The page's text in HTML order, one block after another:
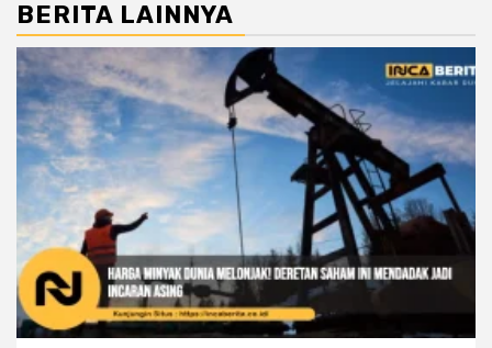
BERITA LAINNYA